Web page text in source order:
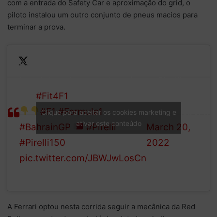
com a entrada do Safety Car e aproximação do grid, o
piloto instalou um outro conjunto de pneus macios para
terminar a prova.
58 pit-stops during the race.
#Fit4F1
#F1 #Formula1
#BahrainGP
#Pirelli
#Pirelli150
pic.twitter.com/JBWJwLosCn
(@pirellisport)
March 20,
2022
Clique para aceitar os cookies marketing e
ativar este conteúdo
A Ferrari optou nesta corrida seguir a mecânica da Red